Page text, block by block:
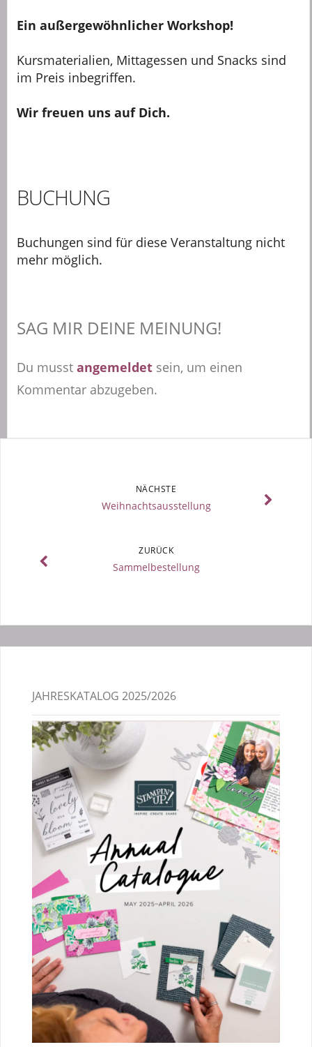
Ein außergewöhnlicher Workshop!
Kursmaterialien, Mittagessen und Snacks sind
im Preis inbegriffen.
Wir freuen uns auf Dich.
BUCHUNG
Buchungen sind für diese Veranstaltung nicht
mehr möglich.
SAG MIR DEINE MEINUNG!
Du musst angemeldetsein, um einen
Kommentar abzugeben.
NÄCHSTE
Weihnachtsausstellung
ZURÜCK
Sammelbestellung
JAHRESKATALOG 2025/2026